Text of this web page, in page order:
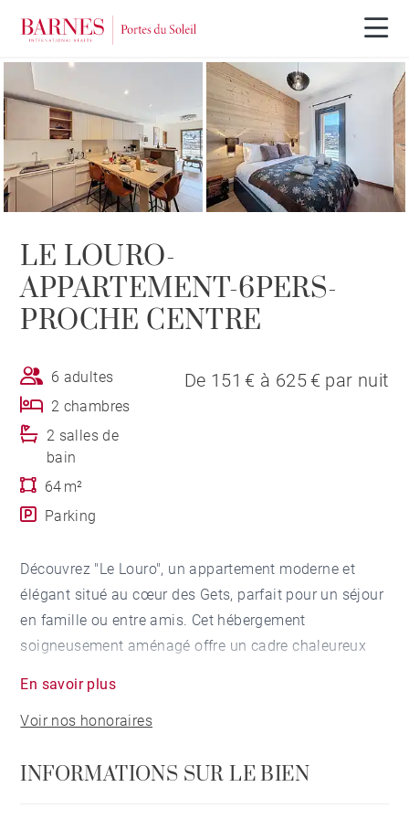
LE LOURO-
APPARTEMENT-6PERS-
PROCHE CENTRE
6 adultes
2 chambres
2 salles de
bain
64 m²
Parking
De 151 € à 625 € par nuit
Découvrez "Le Louro", un appartement moderne et
élégant situé au cœur des Gets, parfait pour un séjour
en famille ou entre amis. Cet hébergement
soigneusement aménagé offre un cadre chaleureux
L'appartement de 64m² dispose de deux chambres
lits simples et un canapé-lit. La cuisine entièrement
En savoir plus
Voir nos honoraires
INFORMATIONS SUR LE BIEN